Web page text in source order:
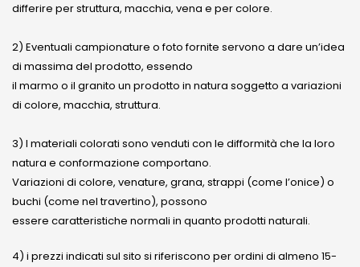
differire per struttura, macchia, vena e per colore.
2) Eventuali campionature o foto fornite servono a dare un’idea
di massima del prodotto, essendo
il marmo o il granito un prodotto in natura soggetto a variazioni
di colore, macchia, struttura.
3) I materiali colorati sono venduti con le difformità che la loro
natura e conformazione comportano.
Variazioni di colore, venature, grana, strappi (come l’onice) o
buchi (come nel travertino), possono
essere caratteristiche normali in quanto prodotti naturali.
4) i prezzi indicati sul sito si riferiscono per ordini di almeno 15-